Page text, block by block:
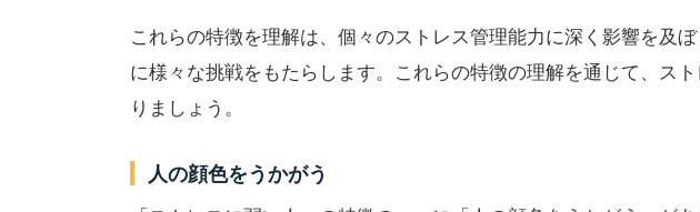
これらの特徴を理解は、個々のストレス管理能力に深く影響を及
に様々な挑戦をもたらします。これらの特徴の理解を通じて、ス
りましょう。
人の顔色をうかがう